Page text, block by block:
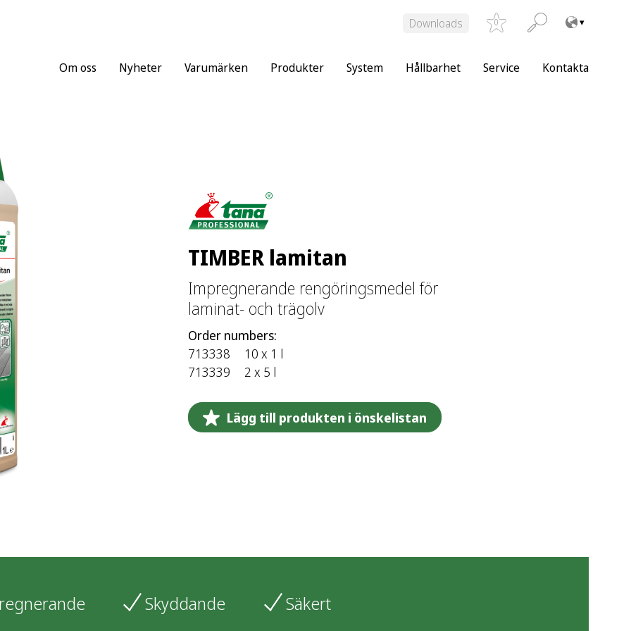
Downloads 0
Om oss Nyheter Varumärken Produkter System Hållbarhet Service Kontakta
TIMBER lamitan
Impregnerande rengöringsmedel för
laminat- och trägolv
Order numbers:
713338
10 x 1 l
713339
2 x 5 l
Lägg till produkten i önskelistan
Skyddande Säkert